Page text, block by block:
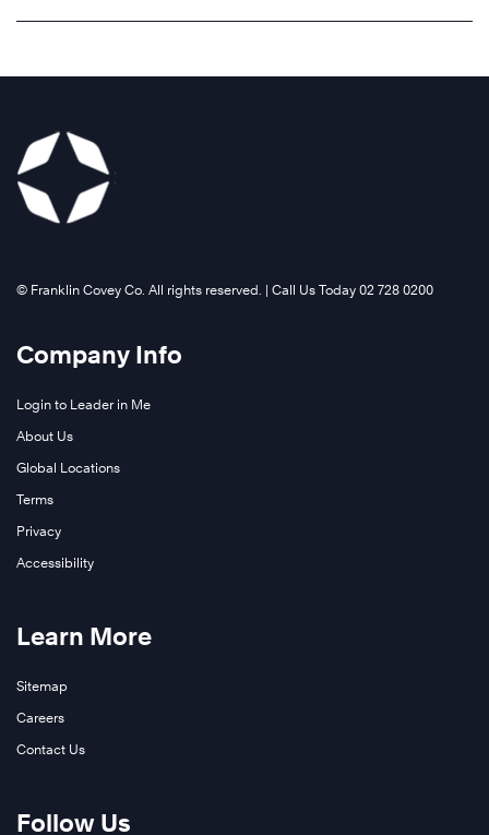
©️ Franklin Covey Co. All rights reserved. | Call Us Today 02 728 0200
Company Info
Login to Leader in Me
About Us
Global Locations
Terms
Privacy
Accessibility
Learn More
Sitemap
Careers
Contact Us
Follow Us